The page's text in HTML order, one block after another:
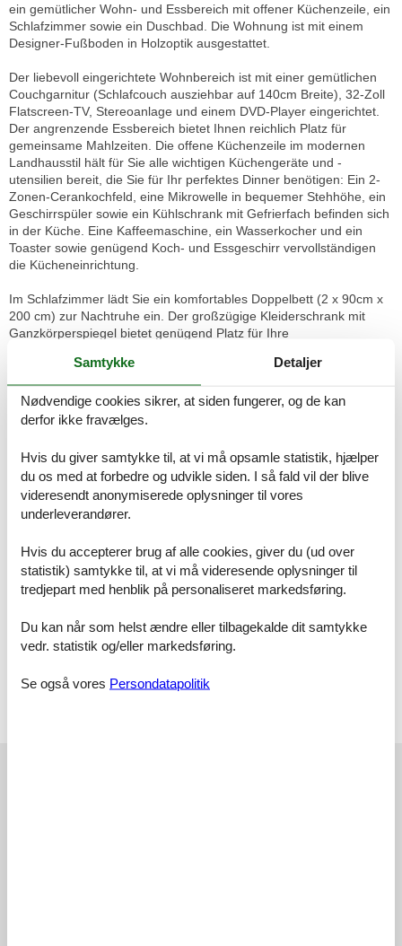
ein gemütlicher Wohn- und Essbereich mit offener Küchenzeile, ein
Schlafzimmer sowie ein Duschbad. Die Wohnung ist mit einem
Designer-Fußboden in Holzoptik ausgestattet.
Der liebevoll eingerichtete Wohnbereich ist mit einer gemütlichen
Couchgarnitur (Schlafcouch ausziehbar auf 140cm Breite), 32-Zoll
Flatscreen-TV, Stereoanlage und einem DVD-Player eingerichtet.
Der angrenzende Essbereich bietet Ihnen reichlich Platz für
gemeinsame Mahlzeiten. Die offene Küchenzeile im modernen
Landhausstil hält für Sie alle wichtigen Küchengeräte und -
utensilien bereit, die Sie für Ihr perfektes Dinner benötigen: Ein 2-
Zonen-Cerankochfeld, eine Mikrowelle in bequemer Stehhöhe, ein
Geschirrspüler sowie ein Kühlschrank mit Gefrierfach befinden sich
in der Küche. Eine Kaffeemaschine, ein Wasserkocher und ein
Toaster sowie genügend Koch- und Essgeschirr vervollständigen
die Kücheneinrichtung.
Im Schlafzimmer lädt Sie ein komfortables Doppelbett (2 x 90cm x
200 cm) zur Nachtruhe ein. Der großzügige Kleiderschrank mit
Ganzkörperspiegel bietet genügend Platz für Ihre
Schlafzimmer und im Wohnbereich Plissees und Vorhänge an den
Fenstern angebracht. Das Bad mit Dusche und WC vervollständigt
das Gesamtbild dieser Wohnung.
Wir bitten um Ihr Verständnis, dass das Rauchen nur im
Außenbereich gestattet ist, da es sich um ein Nichtraucherhaus
handelt. Tiere sind ebenfalls nicht erlaubt.
Im Mietpreis sind alle Nebenkosten wie Strom, Wasser und
Person mietbar. Bitte bestellen Sie rechtzeitig vor, sodass wir das
Wäschepaket vor Ihrer Anreise in der Wohnung für Sie bereitlegen
können.
Als Zusatzleistung steht Ihnen eine Internetnutzung über WLAN
kostenfrei zur Verfügung, wobei gem. AGB keine Haftung bei
etwaigen Störungen erfolgt.
Samtykke Detaljer
Nødvendige cookies sikrer, at siden fungerer, og de kan
derfor ikke fravælges.
Hvis du giver samtykke til, at vi må opsamle statistik, hjælper
du os med at forbedre og udvikle siden. I så fald vil der blive
videresendt anonymiserede oplysninger til vores
underleverandører.
Hvis du accepterer brug af alle cookies, giver du (ud over
statistik) samtykke til, at vi må videresende oplysninger til
tredjepart med henblik på personaliseret markedsføring.
Du kan når som helst ændre eller tilbagekalde dit samtykke
vedr. statistik og/eller markedsføring.
Se også vores Persondatapolitik